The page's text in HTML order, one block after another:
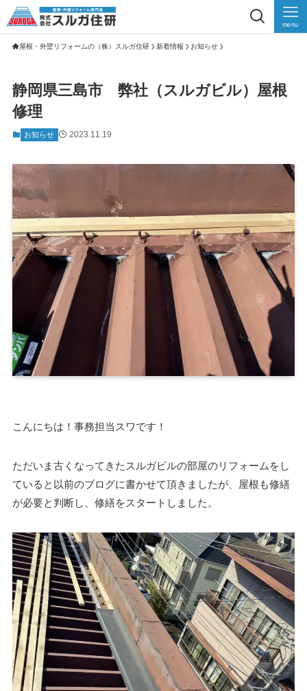
menu
屋根・外壁リフォームの（株）スルガ住研 新着情報 お知らせ
静岡県三島市 弊社（スルガビル）屋根
修理
お知らせ 2023.11.19
こんにちは！事務担当スワです！
ただいま古くなってきたスルガビルの部屋のリフォームをし
ていると以前のブログに書かせて頂きましたが、屋根も修繕
が必要と判断し、修繕をスタートしました。